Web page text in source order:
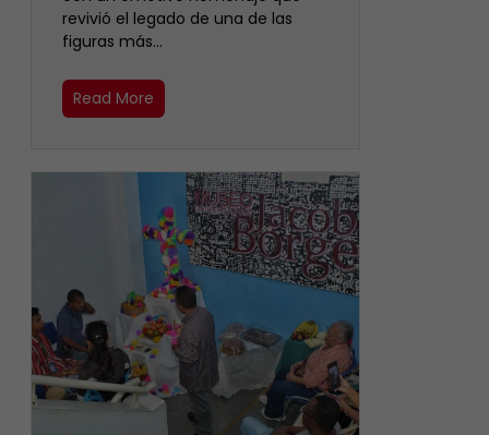
revivió el legado de una de las
figuras más…
Read More